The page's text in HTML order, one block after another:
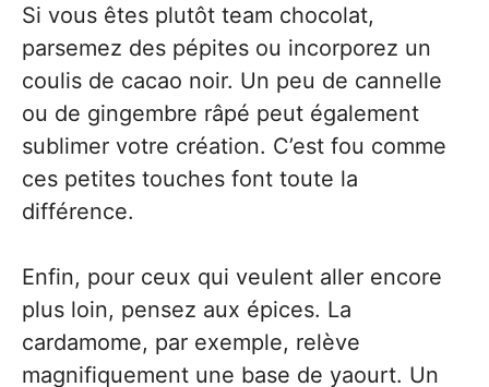
Si vous êtes plutôt team chocolat,
parsemez des pépites ou incorporez un
coulis de cacao noir. Un peu de cannelle
ou de gingembre râpé peut également
sublimer votre création. C’est fou comme
ces petites touches font toute la
différence.
Enfin, pour ceux qui veulent aller encore
plus loin, pensez aux épices. La
cardamome, par exemple, relève
magnifiquement une base de yaourt. Un